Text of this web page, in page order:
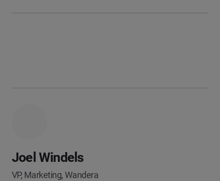
Joel Windels
VP, Marketing, Wandera